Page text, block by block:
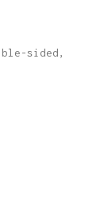
sided,